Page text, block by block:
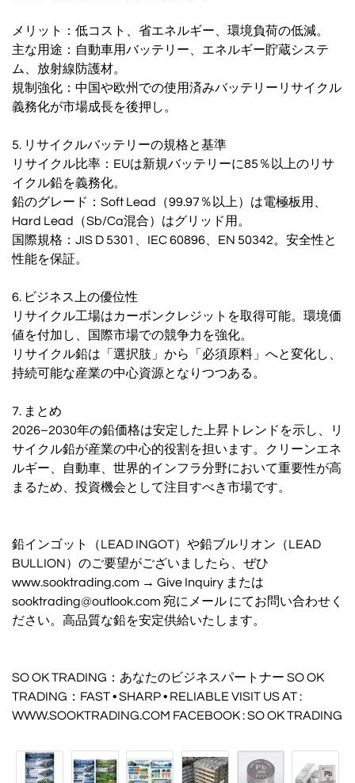
メリット：低コスト、省エネルギー、環境負荷の低減。
主な用途：自動車用バッテリー、エネルギー貯蔵システ
ム、放射線防護材。
規制強化：中国や欧州での使用済みバッテリーリサイクル
義務化が市場成長を後押し。
5. リサイクルバッテリーの規格と基準
リサイクル比率：EUは新規バッテリーに85％以上のリサ
イクル鉛を義務化。
鉛のグレード：Soft Lead（99.97％以上）は電極板用、
Hard Lead（Sb/Ca混合）はグリッド用。
国際規格：JIS D 5301、IEC 60896、EN 50342。安全性と
性能を保証。
6. ビジネス上の優位性
リサイクル工場はカーボンクレジットを取得可能。環境価
値を付加し、国際市場での競争力を強化。
リサイクル鉛は「選択肢」から「必須原料」へと変化し、
持続可能な産業の中心資源となりつつある。
7. まとめ
2026–2030年の鉛価格は安定した上昇トレンドを示し、リ
サイクル鉛が産業の中心的役割を担います。クリーンエネ
ルギー、自動車、世界的インフラ分野において重要性が高
まるため、投資機会として注目すべき市場です。
鉛インゴット（LEAD INGOT）や鉛ブルリオン（LEAD
BULLION）のご要望がございましたら、ぜひ
www.sooktrading.com → Give Inquiry または
sooktrading@outlook.com 宛にメール にてお問い合わせく
ださい。高品質な鉛を安定供給いたします。
SO OK TRADING：あなたのビジネスパートナー SO OK
TRADING：FAST • SHARP • RELIABLE VISIT US AT :
WWW.SOOKTRADING.COM FACEBOOK : SO OK TRADING